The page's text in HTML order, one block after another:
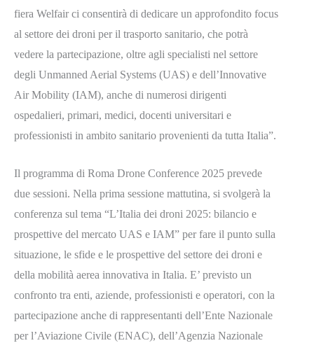
fiera Welfair ci consentirà di dedicare un approfondito focus
al settore dei droni per il trasporto sanitario, che potrà
vedere la partecipazione, oltre agli specialisti nel settore
degli Unmanned Aerial Systems (UAS) e dell’Innovative
Air Mobility (IAM), anche di numerosi dirigenti
ospedalieri, primari, medici, docenti universitari e
professionisti in ambito sanitario provenienti da tutta Italia”.
Il programma di Roma Drone Conference 2025 prevede
due sessioni. Nella prima sessione mattutina, si svolgerà la
conferenza sul tema “L’Italia dei droni 2025: bilancio e
prospettive del mercato UAS e IAM” per fare il punto sulla
situazione, le sfide e le prospettive del settore dei droni e
della mobilità aerea innovativa in Italia. E’ previsto un
confronto tra enti, aziende, professionisti e operatori, con la
partecipazione anche di rappresentanti dell’Ente Nazionale
per l’Aviazione Civile (ENAC), dell’Agenzia Nazionale